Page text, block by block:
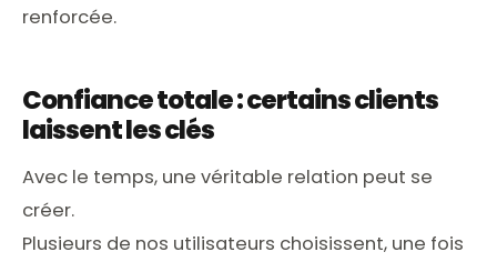
renforcée.
Confiance totale : certains clients
laissent les clés
Avec le temps, une véritable relation peut se
créer.
Plusieurs de nos utilisateurs choisissent, une fois